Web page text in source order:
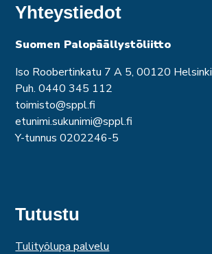
Yhteystiedot
Suomen Palopäällystöliitto
Iso Roobertinkatu 7 A 5, 00120 Helsinki
Puh. 0440 345 112
toimisto@sppl.fi
etunimi.sukunimi@sppl.fi
Y-tunnus 0202246-5
Tutustu
Tulityölupa palvelu